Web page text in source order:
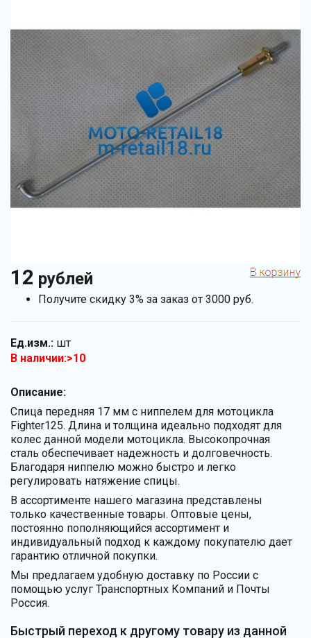
12 рублей
Получите скидку 3% за заказ от 3000 руб.
Ед.изм.: шт
В наличии:>10
Описание:
Спица передняя 17 мм с ниппелем для мотоцикла
Fighter125. Длина и толщина идеально подходят для
колес данной модели мотоцикла. Высокопрочная
сталь обеспечивает надежность и долговечность.
Благодаря ниппелю можно быстро и легко
регулировать натяжение спицы.
В ассортименте нашего магазина представлены
только качественные товары. Оптовые цены,
постоянно пополняющийся ассортимент и
индивидуальный подход к каждому покупателю дает
гарантию отличной покупки.
Мы предлагаем удобную доставку по России с
помощью услуг Транспортных Компаний и Почты
Россия.
Быстрый переход к другому товару из данной